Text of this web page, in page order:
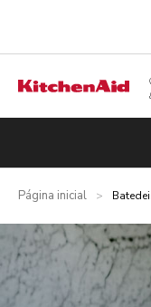
Página inicial >